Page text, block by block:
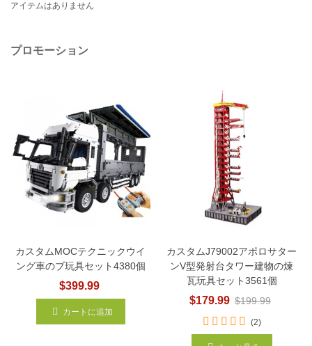
アイテムはありません
プロモーション
カスタムMOCテクニックウイ
ング車のブ玩具セット4380個
$399.99
カートに追加
カスタムJ79002アポロサター
ンV型発射台タワー建物の煉
瓦玩具セット3561個
$179.99 $199.99
(2)